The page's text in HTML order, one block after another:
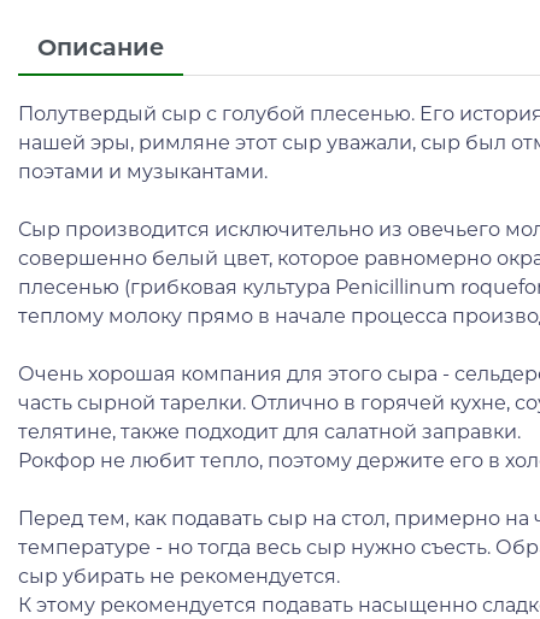
Описание
Полутвердый сыр с голубой плесенью. Его
нашей эры, римляне этот сыр уважали, сыр был
поэтами и музыкантами.
Сыр производится исключительно из овечьего
совершенно белый цвет, которое равномерно
плесенью (грибковая культура Penicillinum
теплому молоку прямо в начале процесса
Очень хорошая компания для этого сыра -
часть сырной тарелки. Отлично в горячей кухне,
телятине, также подходит для салатной заправки.
Рокфор не любит тепло, поэтому держите его в
Перед тем, как подавать сыр на стол, примерно на
температуре - но тогда весь сыр нужно съесть.
сыр убирать не рекомендуется.
К этому рекомендуется подавать насыщенно